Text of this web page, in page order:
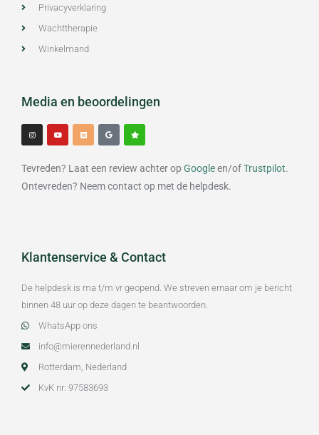
Privacyverklaring
Wachttherapie
Winkelmand
Media en beoordelingen
I
n
s
t
r
m
Y
o
t
e
M
e
d
i
G
o
o
g
S
t
a
r
Tevreden? Laat een review achter op Googleen/ofTrustpilot.
Ontevreden? Neem contact op met de helpdesk.
Klantenservice & Contact
De helpdesk is ma t/m vr geopend. We streven ernaar om je bericht
binnen 48 uur op deze dagen te beantwoorden.
WhatsApp ons
info@mierennederland.nl
Rotterdam, Nederland
KvK nr: 97583693